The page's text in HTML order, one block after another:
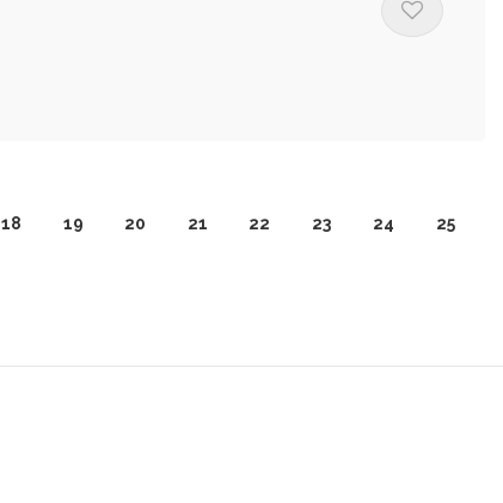
18 19 20 21 22 23 24 25